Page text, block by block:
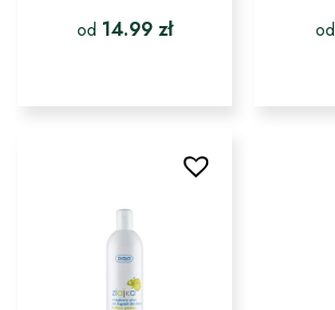
od 14.99zł
ma
wybrać
na
produktu
od